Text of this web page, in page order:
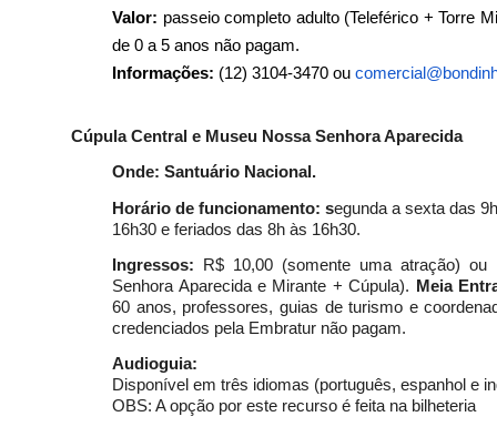
Valor: passeio completo adulto (Teleférico + Torre
de 0 a 5 anos não pagam.
Informações: (12) 3104-3470 ou
Cúpula Central e Museu Nossa Senhora Aparecida
Onde: Santuário Nacional.
Horário de funcionamento: segunda a sexta das
16h30 e feriados das 8h às 16h30.
Ingressos: R$ 10,00 (somente uma atração)
Senhora Aparecida e Mirante + Cúpula). Meia
60 anos, professores, guias de turismo e
credenciados pela Embratur não pagam.
Audioguia:
Disponível em três idiomas (português, espanhol e
OBS: A opção por este recurso é feita na bilheteria